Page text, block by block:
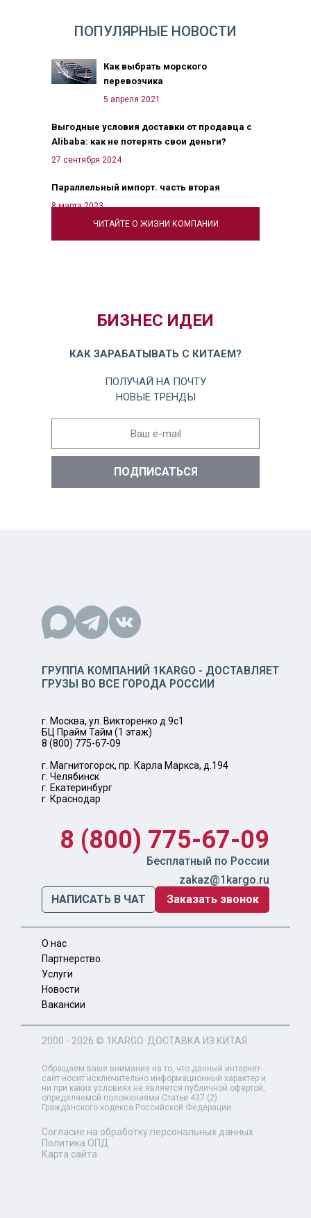
ЧИТАЙТЕ О ЖИЗНИ КОМПАНИИ
ПОПУЛЯРНЫЕ НОВОСТИ
Как выбрать морского
перевозчика
5 апреля 2021
Выгодные условия доставки от продавца с
Alibaba: как не потерять свои деньги?
27 сентября 2024
Параллельный импорт. часть вторая
8 марта 2023
БИЗНЕС ИДЕИ
КАК ЗАРАБАТЫВАТЬ С КИТАЕМ?
ПОЛУЧАЙ НА ПОЧТУ
НОВЫЕ ТРЕНДЫ
ГРУППА КОМПАНИЙ 1KARGO - ДОСТАВЛЯЕТ
ГРУЗЫ ВО ВСЕ ГОРОДА РОССИИ
г. Москва, ул. Викторенко д.9с1
БЦ Прайм Тайм (1 этаж)
8 (800) 775-67-09
г. Магнитогорск, пр. Карла Маркса, д.194
г. Челябинск
г. Екатеринбург
г. Краснодар
8 (800) 775-67-09
Бесплатный по России
zakaz@1kargo.ru
НАПИСАТЬ В ЧАТ
Заказать звонок
О нас
Партнерство
Услуги
Новости
Вакансии
2000 - 2026 © 1KARGO . ДОСТАВКА ИЗ КИТАЯ
Обращаем ваше внимание на то, что данный интернет-
сайт носит исключительно информационный характер и
ни при каких условиях не является публичной офертой,
определяемой положениями Статьи 437 (2)
Гражданского кодекса Российской Федерации.
Согласие на обработку персональных данных
Политика ОПД
Карта сайта